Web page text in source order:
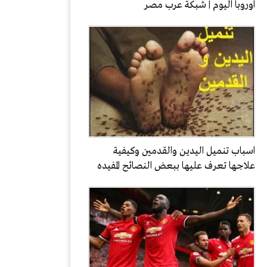
اوروبا اليوم | شبكة عرب مصر
اسباب تنميل اليدين والقدمين وكيفية
علاجها تعرف عليها ببعض النصائح المفيده